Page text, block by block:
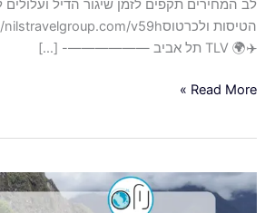
לב המחירים תקפים לזמן שיגור הדיל
✈️🌍 TLV תל אביב ——————- […]
Read More »
טיסות
לדרום